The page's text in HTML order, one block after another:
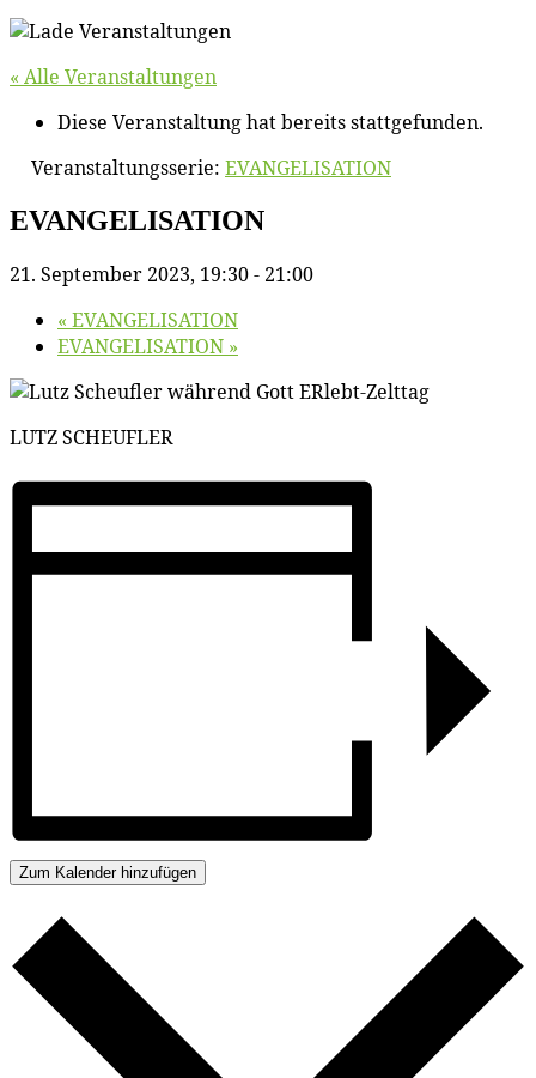
« Alle Veranstaltungen
Diese Veranstaltung hat bereits stattgefunden.
Veranstaltungsserie: EVANGELISATION
EVANGELISATION
21. September 2023, 19:30- 21:00
« EVANGELISATION
EVANGELISATION »
LUTZ SCHEUFLER
Zum Kalender hinzufügen